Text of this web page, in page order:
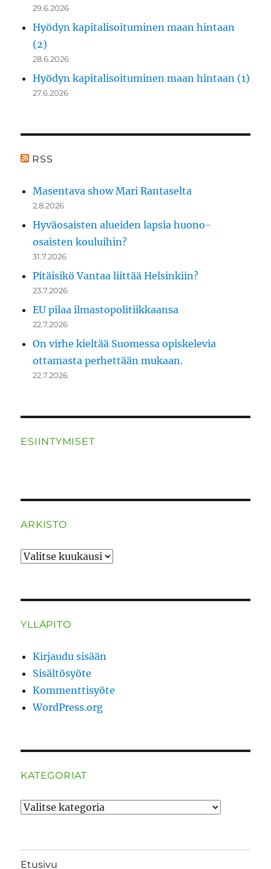
29.6.2026
Hyödyn kapitalisoituminen maan hintaan
(2)
28.6.2026
Hyödyn kapitalisoituminen maan hintaan (1)
27.6.2026
RSS
Masentava show Mari Rantaselta
2.8.2026
Hyväosaisten alueiden lapsia huono-
osaisten kouluihin?
31.7.2026
Pitäisikö Vantaa liittää Helsinkiin?
23.7.2026
EU pilaa ilmastopolitiikkaansa
22.7.2026
On virhe kieltää Suomessa opiskelevia
ottamasta perhettään mukaan.
22.7.2026
ESIINTYMISET
ARKISTO
ARKISTO
YLLÄPITO
Kirjaudu sisään
Sisältösyöte
Kommenttisyöte
WordPress.org
KATEGORIAT
Kategoriat
Etusivu